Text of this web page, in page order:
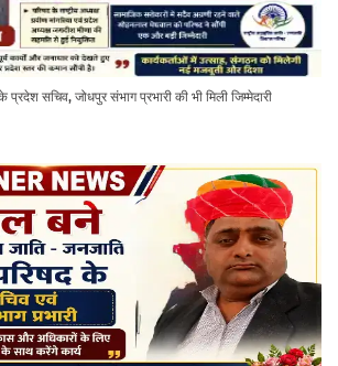
सचिव, जोधपुर संभाग प्रभारी की भी मिली जिम्मेदारी